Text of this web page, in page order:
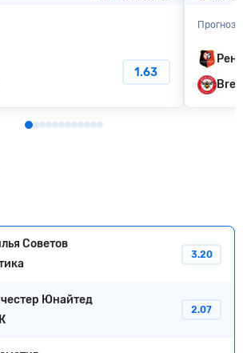
1.63
Прогноз
Советов
3.20
Юнайтед
2.07